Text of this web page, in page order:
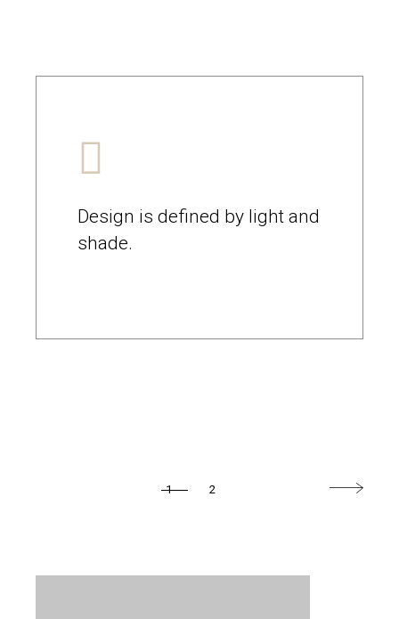
Design is defined by light and
shade.
SIDNUMRERING
INLÄGG
1 2